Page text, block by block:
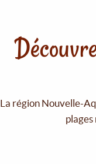
La région Nouvelle-